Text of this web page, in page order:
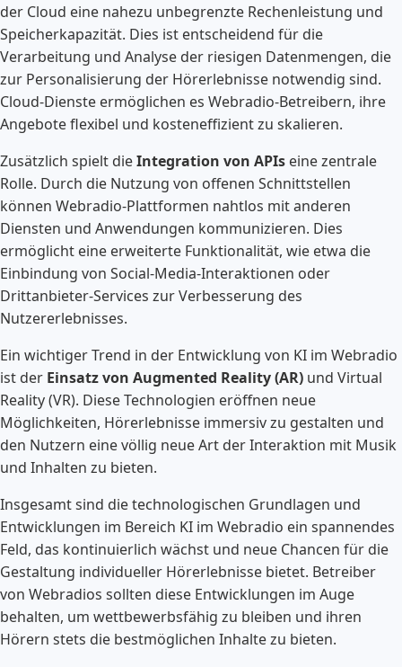
der Cloud eine nahezu unbegrenzte Rechenleistung und
Speicherkapazität. Dies ist entscheidend für die
Verarbeitung und Analyse der riesigen Datenmengen, die
zur Personalisierung der Hörerlebnisse notwendig sind.
Cloud-Dienste ermöglichen es Webradio-Betreibern, ihre
Angebote flexibel und kosteneffizient zu skalieren.
Zusätzlich spielt dieIntegration von APIs eine zentrale
Rolle. Durch die Nutzung von offenen Schnittstellen
können Webradio-Plattformen nahtlos mit anderen
Diensten und Anwendungen kommunizieren. Dies
ermöglicht eine erweiterte Funktionalität, wie etwa die
Einbindung von Social-Media-Interaktionen oder
Drittanbieter-Services zur Verbesserung des
Nutzererlebnisses.
Ein wichtiger Trend in der Entwicklung von KI im Webradio
ist der Einsatz von Augmented Reality (AR) und Virtual
Reality (VR). Diese Technologien eröffnen neue
Möglichkeiten, Hörerlebnisse immersiv zu gestalten und
den Nutzern eine völlig neue Art der Interaktion mit Musik
und Inhalten zu bieten.
Insgesamt sind die technologischen Grundlagen und
Entwicklungen im Bereich KI im Webradio ein spannendes
Feld, das kontinuierlich wächst und neue Chancen für die
Gestaltung individueller Hörerlebnisse bietet. Betreiber
von Webradios sollten diese Entwicklungen im Auge
behalten, um wettbewerbsfähig zu bleiben und ihren
Hörern stets die bestmöglichen Inhalte zu bieten.